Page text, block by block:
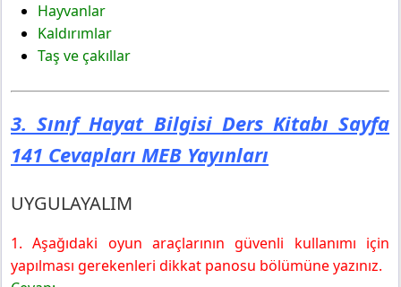
Hayvanlar
Kaldırımlar
Taş ve çakıllar
3. Sınıf Hayat Bilgisi Ders Kitabı Sayfa
141 Cevapları MEB Yayınları
UYGULAYALIM
1. Aşağıdaki oyun araçlarının güvenli kullanımı için
yapılması gerekenleri dikkat panosu bölümüne yazınız.